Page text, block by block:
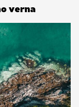
verna